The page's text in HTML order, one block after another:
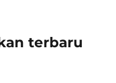
terbaru